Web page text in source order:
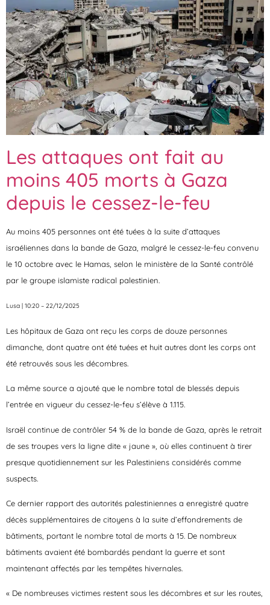
Les attaques ont fait au
moins 405 morts à Gaza
depuis le cessez-le-feu
Au moins 405 personnes ont été tuées à la suite d’attaques
israéliennes dans la bande de Gaza, malgré le cessez-le-feu convenu
le 10 octobre avec le Hamas, selon le ministère de la Santé contrôlé
par le groupe islamiste radical palestinien.
Lusa | 10:20 – 22/12/2025
Les hôpitaux de Gaza ont reçu les corps de douze personnes
dimanche, dont quatre ont été tuées et huit autres dont les corps ont
été retrouvés sous les décombres.
La même source a ajouté que le nombre total de blessés depuis
l’entrée en vigueur du cessez-le-feu s’élève à 1.115.
Israël continue de contrôler 54 % de la bande de Gaza, après le retrait
de ses troupes vers la ligne dite « jaune », où elles continuent à tirer
presque quotidiennement sur les Palestiniens considérés comme
suspects.
Ce dernier rapport des autorités palestiniennes a enregistré quatre
décès supplémentaires de citoyens à la suite d’effondrements de
bâtiments, portant le nombre total de morts à 15. De nombreux
bâtiments avaient été bombardés pendant la guerre et sont
maintenant affectés par les tempêtes hivernales.
« De nombreuses victimes restent sous les décombres et sur les routes,